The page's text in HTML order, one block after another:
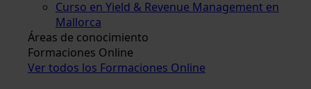
Curso en Yield & Revenue Management en
Mallorca
Áreas de conocimiento
Formaciones Online
Ver todos los Formaciones Online